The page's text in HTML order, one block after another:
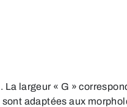
largeur « G »
adaptées aux